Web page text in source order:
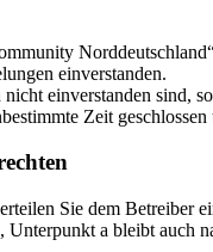
einverstanden.
einverstanden sind,
Zeit
Sie dem Betreiber
a bleibt auch